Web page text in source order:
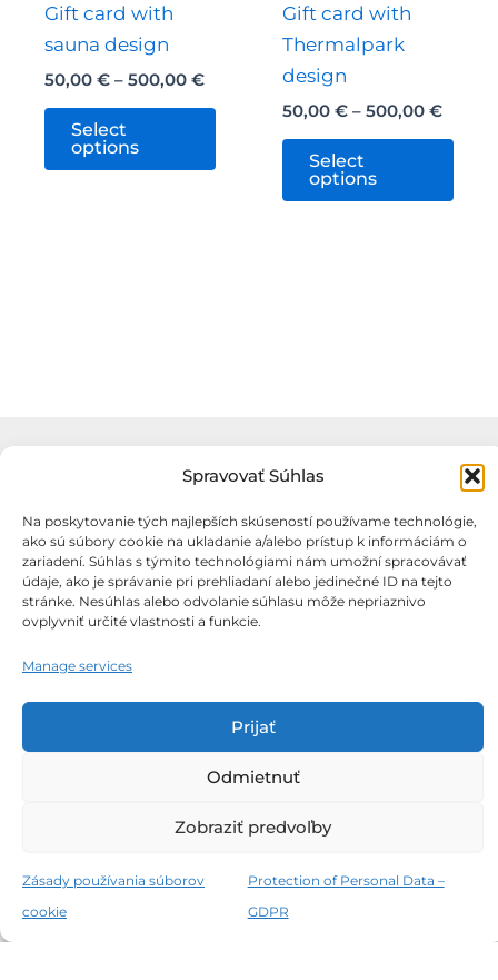
Spravovať Súhlas
Na poskytovanie tých najlepších skúseností používame technológie,
ako sú súbory cookie na ukladanie a/alebo prístup k informáciám o
zariadení. Súhlas s týmito technológiami nám umožní spracovávať
údaje, ako je správanie pri prehliadaní alebo jedinečné ID na tejto
stránke. Nesúhlas alebo odvolanie súhlasu môže nepriaznivo
ovplyvniť určité vlastnosti a funkcie.
Manage services
Prijať
Odmietnuť
Zobraziť predvoľby
Zásady používania súborov
cookie
Protection of Personal Data –
GDPR
product
page
Gift card with
sauna design
50,00€ – 500,00€Price
500,00 €
Select
options
This
product
has
multiple
product
page
Gift card with
Thermalpark
design
50,00€ – 500,00€Price
Select
options
This
has
the
Obchodné podmienky
Zásady používania súborov cookie
Všetky práva vyhradené © 2026 THERMALPARK E-SHOP
Slovenčina Magyar